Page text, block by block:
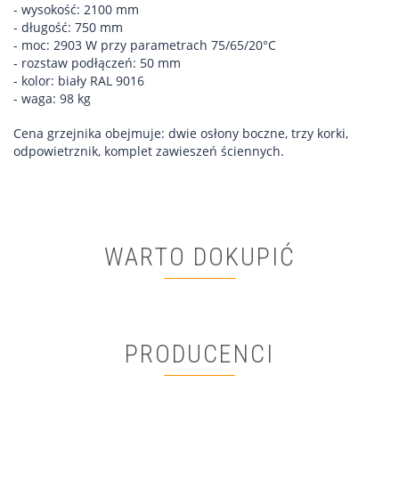
- wysokość: 2100 mm
- długość: 750 mm
- moc: 2903 W przy parametrach 75/65/20°C
- rozstaw podłączeń: 50 mm
- kolor: biały RAL 9016
- waga: 98 kg
Cena grzejnika obejmuje: dwie osłony boczne, trzy korki,
odpowietrznik, komplet zawieszeń ściennych.
WARTO DOKUPIĆ
PRODUCENCI